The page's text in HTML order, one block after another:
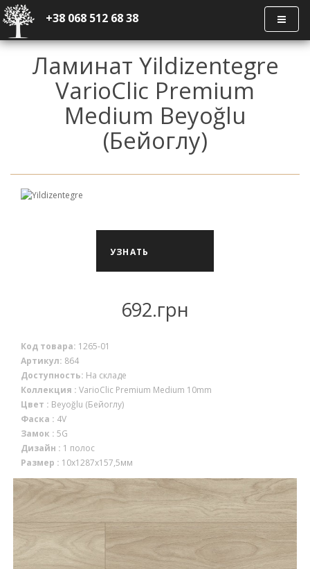
+38 068 512 68 38
Ламинат Yildizentegre
VarioClic Premium
Medium Beyoğlu
(Бейоглу)
УЗНАТЬ
692.грн
Код товара: 1265-01
Артикул: 864
Доступность: На складе
Коллекция : VarioClic Premium Medium 10mm
Цвет : Beyoğlu (Бейоглу)
Фаска : 4V
Замок : 5G
Дизайн : 1 полос
Размер : 10x1287x157,5мм